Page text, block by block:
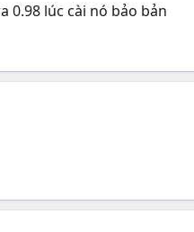
0.98 lúc cài nó bảo bản